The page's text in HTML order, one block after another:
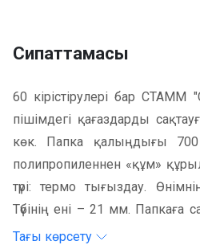
Сипаттамасы
60 кірістірулері бар СТАММ
пішімдегі қағаздарды
көк. Папка қалыңдығы
полипропиленнен «құм»
түрі: термо тығыздау.
Түбінің ені – 21 мм. Папкаға
қажет етпейді. Папка түбінде
Тағы көрсету